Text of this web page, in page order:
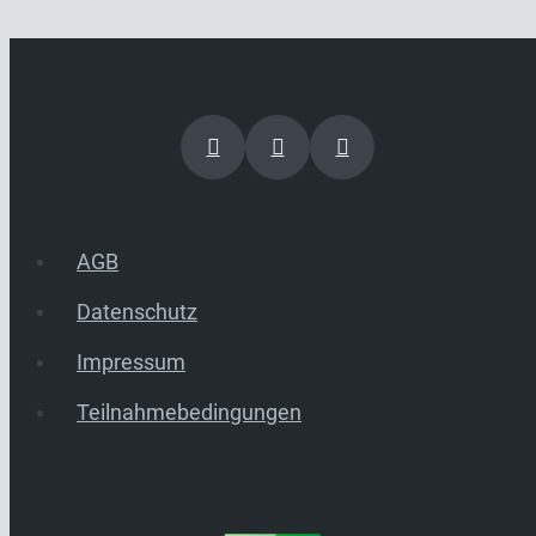
AGB
Datenschutz
Impressum
Teilnahmebedingungen